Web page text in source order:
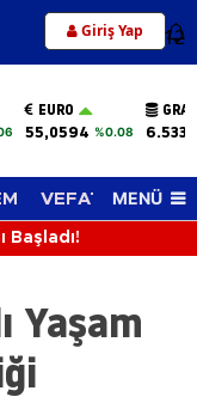
Giriş Yap 12
EURO
55,0594 %0.08
VEFAT EDENLER
MENÜ
Başladı!
Yaşam